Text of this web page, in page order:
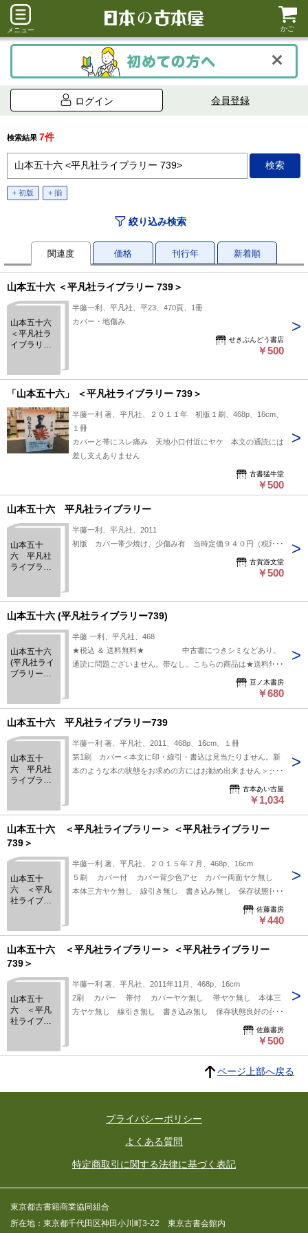
メニュー かご
ログイン 会員登録
検索結果 7件
+ 初版 + 揃
絞り込み検索
関連度 価格 刊行年 新着順
山本五十六 ＜平凡社ライブラリー 739＞
山本五十六
＜平凡社ラ
イブラリー
半藤一利、平凡社、平23、470頁、1冊
カバー・地傷み
せきぶんどう書店
￥500
「山本五十六」 ＜平凡社ライブラリー 739＞
半藤一利 著、平凡社、２０１１年 初版１刷、468p、16cm、
１冊
カバーと帯にスレ痛み 天地小口付近にヤケ 本文の通読には
差し支えありません
古書猛牛堂
￥500
山本五十六 平凡社ライブラリー
山本五十
六 平凡社
ライブラリ
半藤一利、平凡社、2011
初版 カバー帯少焼け、少傷み有 当時定価９４０円（税別）
古賀游文堂
￥500
山本五十六 (平凡社ライブラリー739)
山本五十六
(平凡社ライ
ブラリー
半藤 一利、平凡社、468
★税込 ＆ 送料無料★ 中古書につきシミなどあり。
通読に問題ございません。帯なし。こちらの商品は★送料無料
豆ノ木書房
￥680
山本五十六 平凡社ライブラリー739
山本五十
六 平凡社
ライブラリ
半藤一利 著、平凡社、2011、468p、16cm、１冊
第1刷 カバー＜本文に印・線引・書込は見当たりません。新
本のような本の状態をお求めの方にはお勧め出来ません＞クレ
ジット・キャリア決済での「単品スピード注文（即決ご注
文）」の際、送料（配送方法は弊店都合になります）は負担い
古本あい古屋
￥1,034
山本五十六 ＜平凡社ライブラリー＞ ＜平凡社ライブラリー
739＞
山本五十
六 ＜平凡
社ライブラ
ラリー 739
＞
半藤一利 著、平凡社、２０１５年７月、468p、16cm
５刷 カバー付 カバー背少色アセ カバー両面ヤケ無し
本体三方ヤケ無し 線引き無し 書き込み無し 保存状態良好
です。 最後まで開戦に反対し、短期決戦を望みながら不本意
な戦争を指揮した悲劇の海軍大将、山本五十六。 「こよなく
集大成、ついに刊行。 「戦争にあくまでも反対なら、風雲急
放棄という汚名を着ることになるおのれを、どうして越後の人
に見せられようか、なのである。栄達して三国山脈を一度は越
えた男が、おめおめとしくじって故国へ帰ってゆけるはずはな
いのである。越後生まれのかれの悲劇がそこにあった。」(本
佐藤書房
￥440
山本五十六 ＜平凡社ライブラリー＞ ＜平凡社ライブラリー
739＞
山本五十
六 ＜平凡
社ライブラ
ラリー 739
半藤一利 著、平凡社、2011年11月、468p、16cm
2刷 カバー 帯付 カバーヤケ無し 帯ヤケ無し 本体三
方ヤケ無し 線引き無し 書き込み無し 保存状態良好の美本
です。 最後まで開戦に反対し、短期決戦を望みながら不本意
な戦争を指揮した悲劇の海軍大将、山本五十六。 「こよなく
集大成。 「戦争にあくまでも反対なら、風雲急を告げはじめ
たとき、辞任する道もあった。が、山本長官の真情からは、そ
んな卑怯未練なことは許されない。ふたたび責任放棄という汚
うか、なのである。栄達して三国山脈を一度は越えた男が、お
めおめとしくじって故国へ帰ってゆけるはずはないのである。
越後生まれのかれの悲劇がそこにあった。」(本書より)
佐藤書房
￥500
ページ上部へ戻る
プライバシーポリシー
よくある質問
特定商取引に関する法律に基づく表記
東京都古書籍商業協同組合
所在地：東京都千代田区神田小川町3-22 東京古書会館内